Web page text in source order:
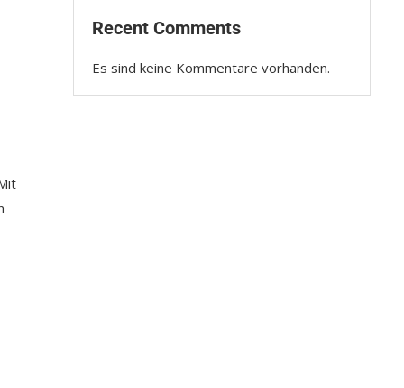
Recent Comments
Es sind keine Kommentare vorhanden.